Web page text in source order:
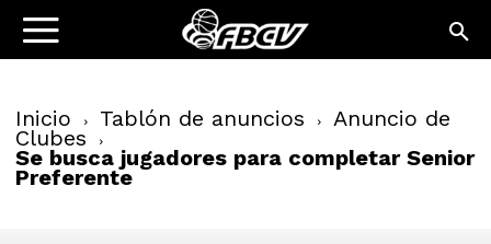
Inicio Tablón de anuncios Anuncio de
Clubes
Se busca jugadores para completar Senior
Preferente